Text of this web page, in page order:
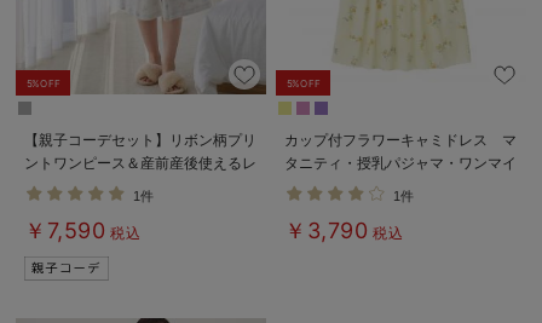
5%OFF
【親子コーデセット】リボン柄プリ
ントワンピース＆産前産後使えるレ
ギンスパジャマ&2wayオール 出
産準備 ギフト マタニティ・産後
1件
￥7,590 税込
5%OFF
カップ付フラワーキャミドレス マ
タニティ・授乳パジャマ・ワンマイ
ル・ホームウェア・大きいサイズ
1件
￥3,790 税込